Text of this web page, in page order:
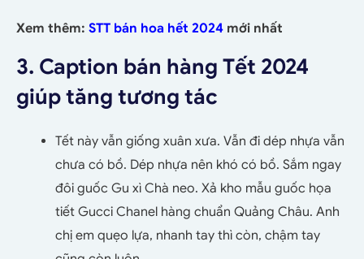
Xem thêm: STT bán hoa hết 2024 mới nhất
3. Caption bán hàng Tết 2024
giúp tăng tương tác
Tết này vẫn giống xuân xưa. Vẫn đi dép nhựa vẫn
chưa có bồ. Dép nhựa nên khó có bồ. Sắm ngay
đôi guốc Gu xì Chà neo. Xả kho mẫu guốc họa
tiết Gucci Chanel hàng chuẩn Quảng Châu. Anh
chị em quẹo lựa, nhanh tay thì còn, chậm tay